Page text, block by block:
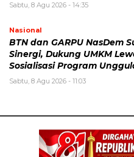
Sabtu, 8 Agu 2026 - 14:35
Nasional
BTN dan GARPU NasDem
Sinergi, Dukung UMKM
Sosialisasi Program
Sabtu, 8 Agu 2026 - 11:03